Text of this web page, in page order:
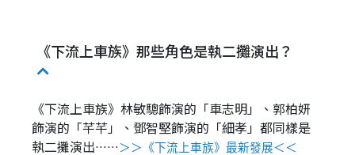
《下流上車族》那些角色是執二攤演出？
《下流上車族》林敏驄飾演的「車志明」、郭柏妍
飾演的「芊芊」、鄧智堅飾演的「細孝」都同樣是
執二攤演出⋯⋯＞＞ 《下流上車族》最新發展＜＜